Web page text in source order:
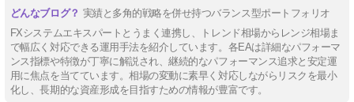
実績と多角的戦略を併せ持つバランス型ポートフォリオ
FXシステムエキスパートとうまく連携し、トレンド相場からレンジ相場ま
で幅広く対応できる運用手法を紹介しています。各EAは詳細なパフォーマ
ンス指標や特徴が丁寧に解説され、継続的なパフォーマンス追求と安定運
用に焦点を当てています。相場の変動に素早く対応しながらリスクを最小
化し、長期的な資産形成を目指すための情報が豊富です。